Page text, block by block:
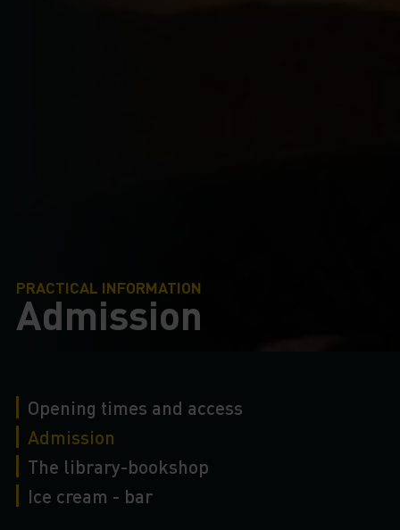
PRACTICAL INFORMATION
Admission
Opening times and access
Admission
The library-bookshop
Ice cream - bar